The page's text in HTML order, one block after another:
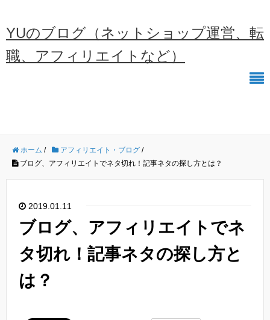
YUのブログ（ネットショップ運営、転
職、アフィリエイトなど）
ホーム / アフィリエイト・ブログ /
ブログ、アフィリエイトでネタ切れ！記事ネタの探し方とは？
2019.01.11
ブログ、アフィリエイトでネ
タ切れ！記事ネタの探し方と
は？